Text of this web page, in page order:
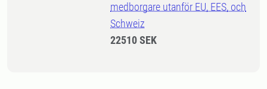
medborgare utanför EU, EES, och
Schweiz
22510 SEK